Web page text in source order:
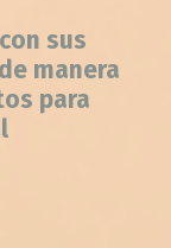
sus
manera
para